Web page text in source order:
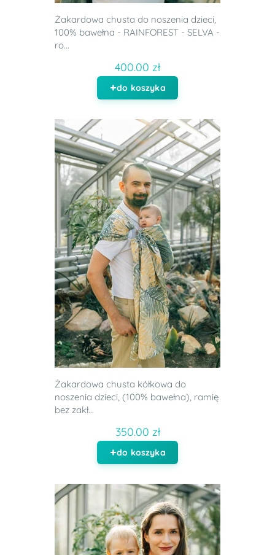
Żakardowa chusta do noszenia dzieci,
100% bawełna - RAINFOREST - SELVA -
ro...
400.00 zł
do koszyka
Żakardowa chusta kółkowa do
noszenia dzieci, (100% bawełna), ramię
bez zakł...
350.00 zł
do koszyka